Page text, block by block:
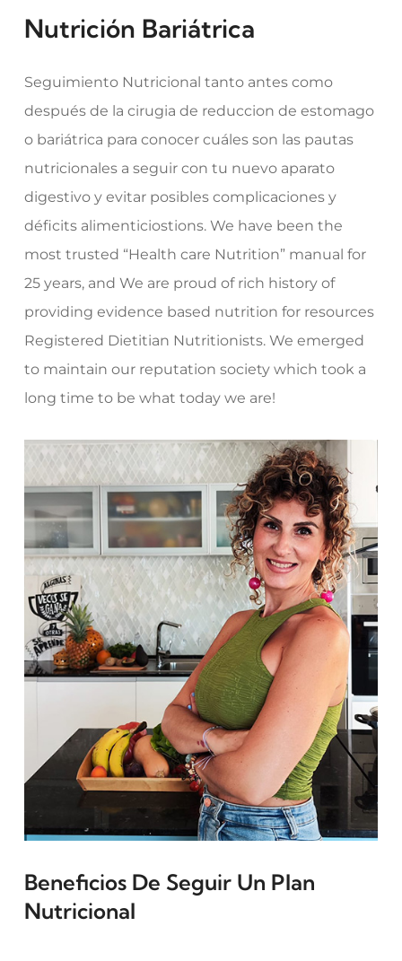
Nutrición Bariátrica
Seguimiento Nutricional tanto antes como
después de la cirugia de reduccion de estomago
o bariátrica para conocer cuáles son las pautas
nutricionales a seguir con tu nuevo aparato
digestivo y evitar posibles complicaciones y
déficits alimenticiostions. We have been the
most trusted “Health care Nutrition” manual for
25 years, and We are proud of rich history of
providing evidence based nutrition for resources
Registered Dietitian Nutritionists. We emerged
to maintain our reputation society which took a
long time to be what today we are!
Beneficios De Seguir Un Plan
Nutricional